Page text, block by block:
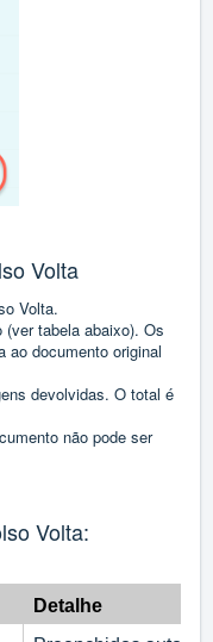
Volta
Volta.
tabela abaixo). Os
ao documento original
devolvidas. O total é
não pode ser
Volta:
Detalhe